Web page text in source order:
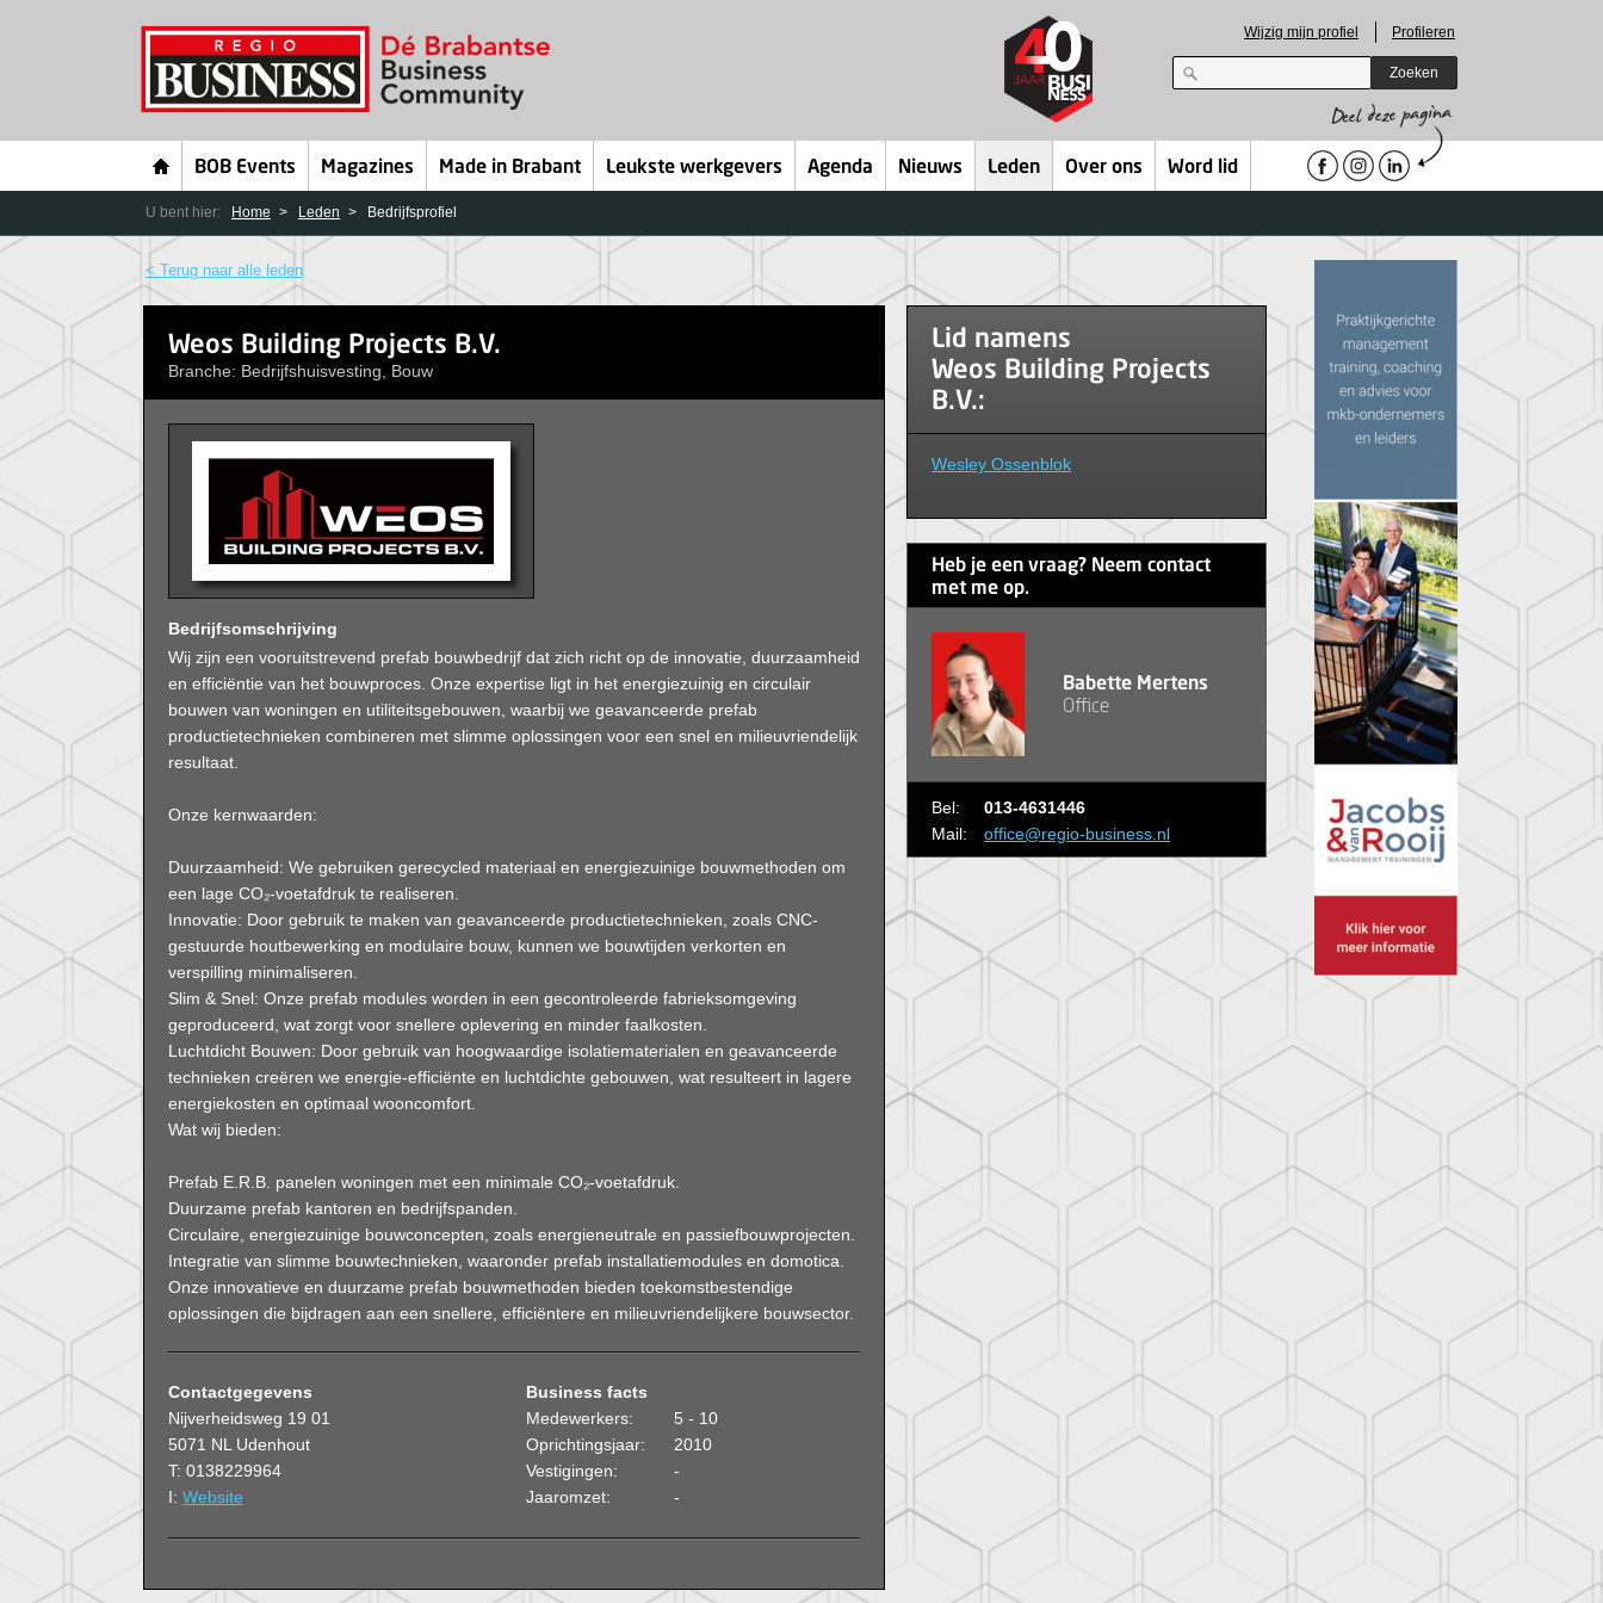
Wijzig mijn profiel Profileren
Zoeken
BOB Events Magazines Made in Brabant Leukste werkgevers Agenda Nieuws Leden Over ons Word lid
U bent hier: Home Leden Bedrijfsprofiel
< Terug naar alle leden
Weos Building Projects B.V.
Branche: Bedrijfshuisvesting, Bouw
Bedrijfsomschrijving
Wij zijn een vooruitstrevend prefab bouwbedrijf dat zich richt op de innovatie, duurzaamheid
en efficiëntie van het bouwproces. Onze expertise ligt in het energiezuinig en circulair
bouwen van woningen en utiliteitsgebouwen, waarbij we geavanceerde prefab
productietechnieken combineren met slimme oplossingen voor een snel en milieuvriendelijk
resultaat.
Onze kernwaarden:
Duurzaamheid: We gebruiken gerecycled materiaal en energiezuinige bouwmethoden om
een lage CO₂-voetafdruk te realiseren.
Innovatie: Door gebruik te maken van geavanceerde productietechnieken, zoals CNC-
gestuurde houtbewerking en modulaire bouw, kunnen we bouwtijden verkorten en
verspilling minimaliseren.
Slim & Snel: Onze prefab modules worden in een gecontroleerde fabrieksomgeving
geproduceerd, wat zorgt voor snellere oplevering en minder faalkosten.
Luchtdicht Bouwen: Door gebruik van hoogwaardige isolatiematerialen en geavanceerde
technieken creëren we energie-efficiënte en luchtdichte gebouwen, wat resulteert in lagere
energiekosten en optimaal wooncomfort.
Wat wij bieden:
Prefab E.R.B. panelen woningen met een minimale CO₂-voetafdruk.
Duurzame prefab kantoren en bedrijfspanden.
Circulaire, energiezuinige bouwconcepten, zoals energieneutrale en passiefbouwprojecten.
Integratie van slimme bouwtechnieken, waaronder prefab installatiemodules en domotica.
Onze innovatieve en duurzame prefab bouwmethoden bieden toekomstbestendige
oplossingen die bijdragen aan een snellere, efficiëntere en milieuvriendelijkere bouwsector.
Contactgegevens
Nijverheidsweg 19 01
5071 NL Udenhout
T: 0138229964
I: Website
Business facts
Medewerkers:
5 - 10
Oprichtingsjaar:
2010
Vestigingen:
-
Jaaromzet:
-
Lid namens
Weos Building Projects
B.V.:
Wesley Ossenblok
Heb je een vraag? Neem contact
met me op.
Babette Mertens
Office
Bel:
013-4631446
Mail:
office@regio-business.nl